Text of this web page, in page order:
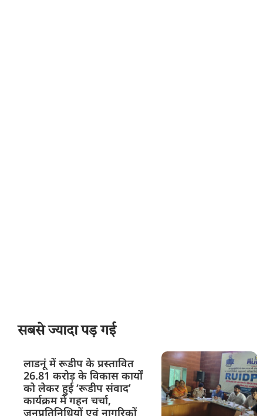
सबसे ज्यादा पड़ गई
लाडनूं में रूडीप के प्रस्तावित
26.81 करोड़ के विकास कार्यों
को लेकर हुई ‘रूडीप संवाद’
कार्यक्रम में गहन चर्चा,
जनप्रतिनिधियों एवं नागरिकों